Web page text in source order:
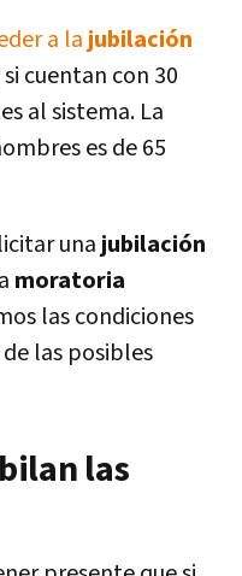
a la jubilación
si cuentan con 30
al sistema. La
es de 65
una jubilación
moratoria
las condiciones
las posibles
las